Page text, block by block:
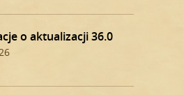
o aktualizacji 36.0